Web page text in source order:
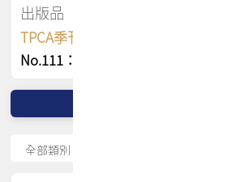
出版品
TPCA季刊 FREE 線上版
No.111：PCB全球風險布局與韌性